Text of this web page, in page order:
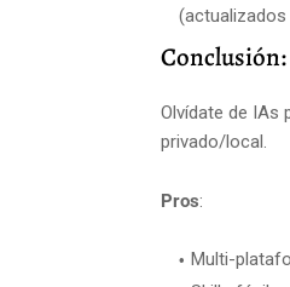
(actualizados
Olvídate de IAs
privado/local.
Pros:
Multi-